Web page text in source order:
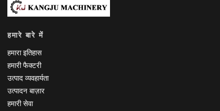
हमारे बारे में
हमारा इतिहास
हमारी फैक्टरी
उत्पाद व्यवहार्यता
उत्पादन बाज़ार
हमारी सेवा